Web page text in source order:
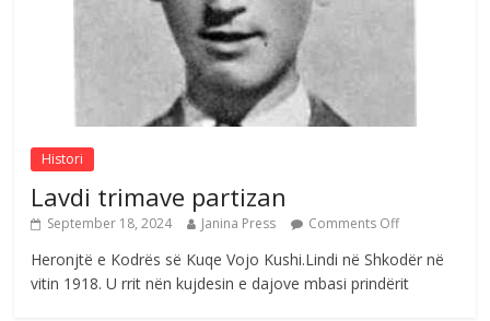
Histori
Lavdi trimave partizan
September 18, 2024 Janina Press Comments Off
Heronjtë e Kodrës së Kuqe Vojo Kushi.Lindi në Shkodër në
vitin 1918. U rrit nën kujdesin e dajove mbasi prindërit